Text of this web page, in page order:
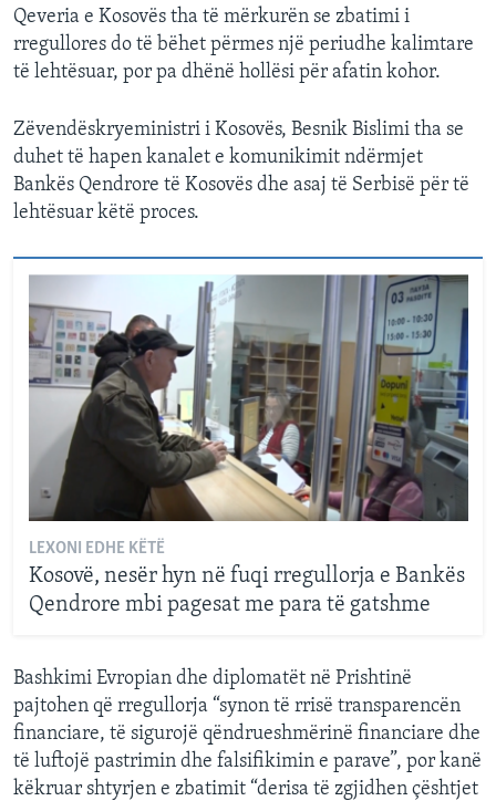
Qeveria e Kosovës tha të mërkurën se zbatimi i
rregullores do të bëhet përmes një periudhe kalimtare
të lehtësuar, por pa dhënë hollësi për afatin kohor.
Zëvendëskryeministri i Kosovës, Besnik Bislimi tha se
duhet të hapen kanalet e komunikimit ndërmjet
Bankës Qendrore të Kosovës dhe asaj të Serbisë për të
lehtësuar këtë proces.
LEXONI EDHE KËTË
Kosovë, nesër hyn në fuqi rregullorja e Bankës
Qendrore mbi pagesat me para të gatshme
Bashkimi Evropian dhe diplomatët në Prishtinë
pajtohen që rregullorja “synon të rrisë transparencën
financiare, të sigurojë qëndrueshmërinë financiare dhe
të luftojë pastrimin dhe falsifikimin e parave”, por kanë
këkruar shtyrjen e zbatimit “derisa të zgjidhen çështjet